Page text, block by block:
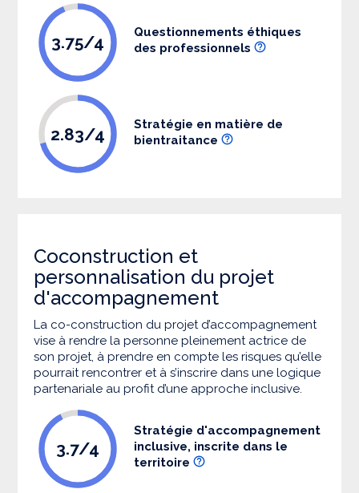
3.75/4
Questionnements éthiques
des professionnels
2.83/4
Stratégie en matière de
bientraitance
Coconstruction et
personnalisation du projet
d'accompagnement
La co-construction du projet d’accompagnement
vise à rendre la personne pleinement actrice de
son projet, à prendre en compte les risques qu’elle
pourrait rencontrer et à s’inscrire dans une logique
partenariale au profit d’une approche inclusive.
3.7/4
Stratégie d'accompagnement
inclusive, inscrite dans le
territoire